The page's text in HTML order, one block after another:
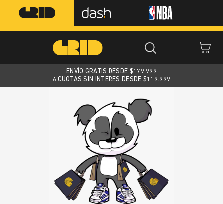
ENVÍO GRATIS DESDE $179.999
6 CUOTAS SIN INTERES DESDE $119.999